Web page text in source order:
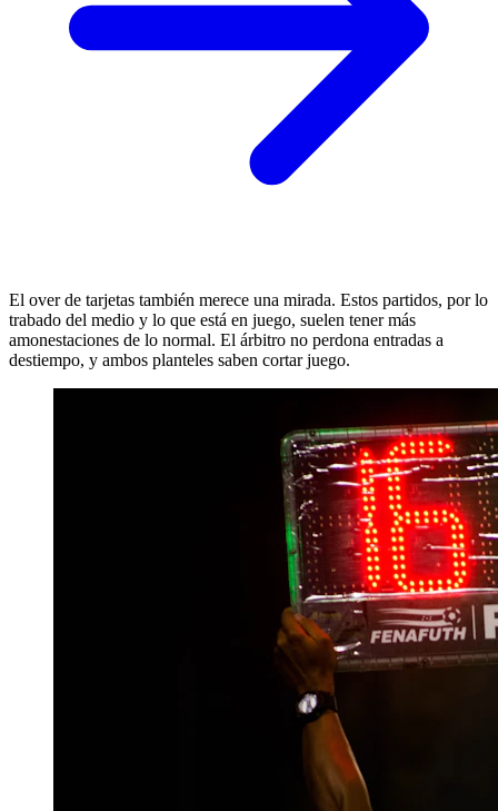
El over de tarjetas también merece una mirada. Estos partidos, por lo
trabado del medio y lo que está en juego, suelen tener más
amonestaciones de lo normal. El árbitro no perdona entradas a
destiempo, y ambos planteles saben cortar juego.